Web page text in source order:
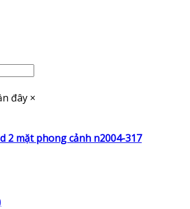
đây ×
2 mặt phong cảnh n2004-317